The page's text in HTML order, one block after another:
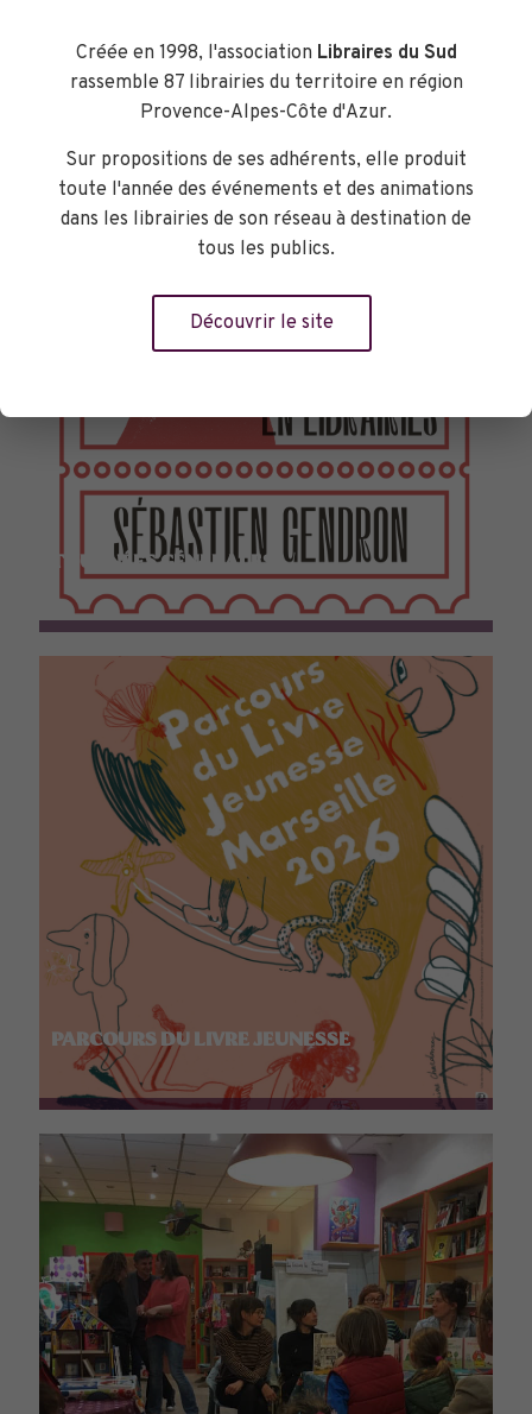
TOURNÉES GÉNÉRALES
PARCOURS DU LIVRE JEUNESSE
Créée en 1998, l'association Libraires du Sud
rassemble 87 librairies du territoire en région
Provence-Alpes-Côte d'Azur.
Sur propositions de ses adhérents, elle produit
toute l'année des événements et des animations
dans les librairies de son réseau à destination de
tous les publics.
Découvrir le site